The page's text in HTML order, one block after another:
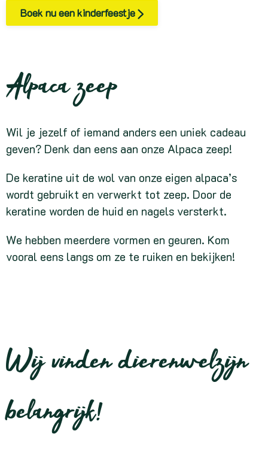
Boek nu een kinderfeestje
Alpaca zeep
Wil je jezelf of iemand anders een uniek cadeau
geven? Denk dan eens aan onze Alpaca zeep!
De keratine uit de wol van onze eigen alpaca’s
wordt gebruikt en verwerkt tot zeep. Door de
keratine worden de huid en nagels versterkt.
We hebben meerdere vormen en geuren. Kom
vooral eens langs om ze te ruiken en bekijken!
Wij vinden dierenwelzijn
belangrijk!